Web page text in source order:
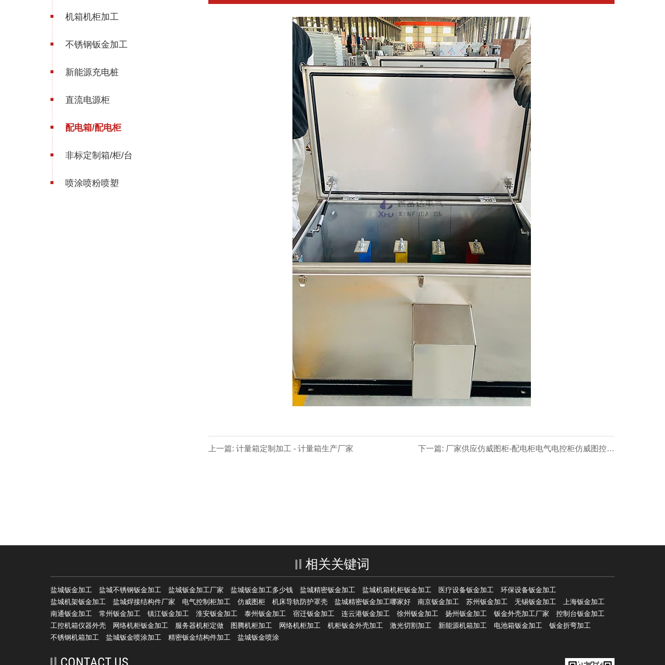
机箱机柜加工
不锈钢钣金加工
新能源充电桩
直流电源柜
配电箱/配电柜
非标定制箱/柜/台
喷涂喷粉喷塑
上一篇: 计量箱定制加工 - 计量箱生产厂家
下一篇: 厂家供应仿威图柜-配电柜电气电控柜仿威图控制
相关关键词
盐城钣金加工 盐城不锈钢钣金加工 盐城钣金加工厂家 盐城钣金加工多少钱 盐城精密钣金加工 盐城机箱机柜钣金加工 医疗设备钣金加工
环保设备钣金加工
盐城机架钣金加工
盐城焊接结构件厂家 电气控制柜加工 仿威图柜 机床导轨防护罩壳 盐城精密钣金加工哪家好 南京钣金加工 苏州钣金加工 无锡钣金加工
上海钣金加工
南通钣金加工
常州钣金加工 镇江钣金加工 淮安钣金加工 泰州钣金加工 宿迁钣金加工 连云港钣金加工 徐州钣金加工 扬州钣金加工 钣金外壳加工厂家
控制台钣金加工
工控机箱仪器外壳
网络机柜钣金加工 服务器机柜定做 图腾机柜加工 网络机柜加工 机柜钣金外壳加工 激光切割加工 新能源机箱加工 电池箱钣金加工
钣金折弯加工
不锈钢机箱加工
盐城钣金喷涂加工 精密钣金结构件加工 盐城钣金喷涂
CONTACT US